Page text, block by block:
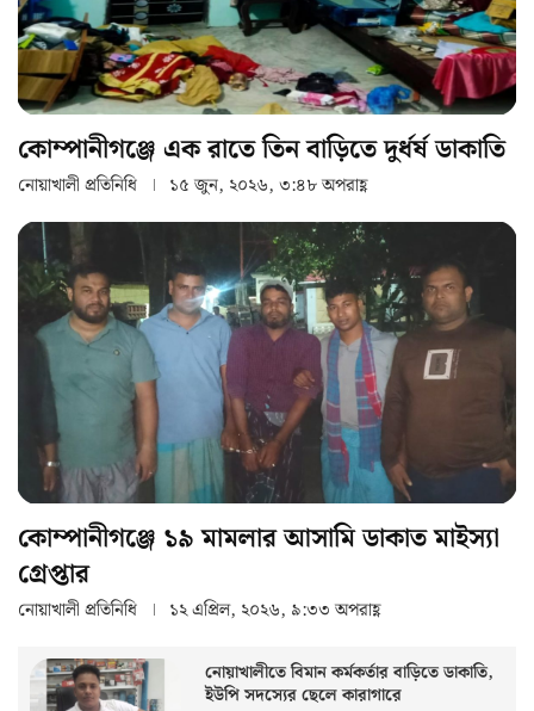
কোম্পানীগঞ্জে এক রাতে তিন বাড়িতে দুর্ধর্ষ ডাকাতি
নোয়াখালী প্রতিনিধি ১৫ জুন, ২০২৬, ৩:৪৮ অপরাহ্ণ
কোম্পানীগঞ্জে ১৯ মামলার আসামি ডাকাত মাইস্যা
গ্রেপ্তার
নোয়াখালী প্রতিনিধি ১২ এপ্রিল, ২০২৬, ৯:৩৩ অপরাহ্ণ
নোয়াখালীতে বিমান কর্মকর্তার বাড়িতে ডাকাতি,
ইউপি সদস্যের ছেলে কারাগারে